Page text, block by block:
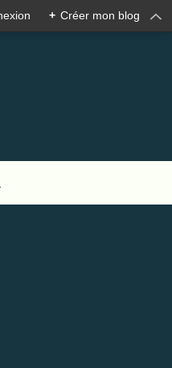
+ Créer mon blog